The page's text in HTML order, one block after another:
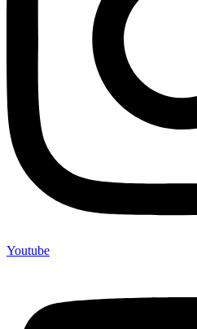
Youtube